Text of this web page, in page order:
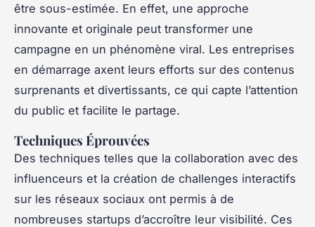
être sous-estimée. En effet, une approche
innovante et originale peut transformer une
campagne en un phénomène viral. Les entreprises
en démarrage axent leurs efforts sur des contenus
surprenants et divertissants, ce qui capte l’attention
du public et facilite le partage.
Techniques Éprouvées
Des techniques telles que la collaboration avec des
influenceurs et la création de challenges interactifs
sur les réseaux sociaux ont permis à de
nombreuses startups d’accroître leur visibilité. Ces